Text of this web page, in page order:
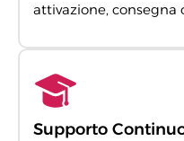
attivazione, consegna
Supporto